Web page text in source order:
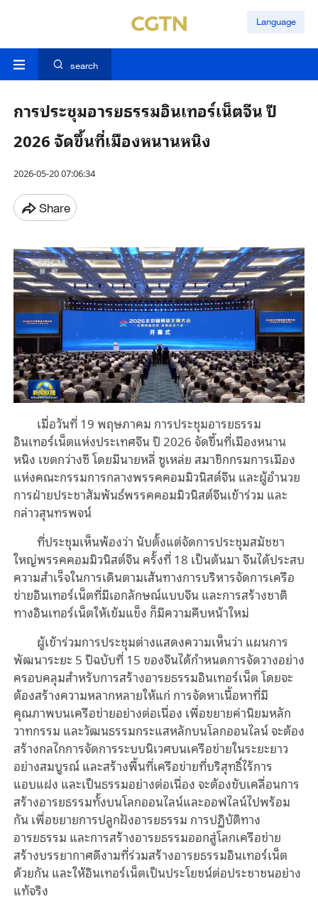
Language
search
การประชุมอารยธรรมอินเทอร์เน็ตจีน ปี
2026 จัดขึ้นที่เมืองหนานหนิง
2026-05-20 07:06:34
Share
เมื่อวันที่ 19 พฤษภาคม การประชุมอารยธรรม
อินเทอร์เน็ตแห่งประเทศจีน ปี 2026 จัดขึ้นที่เมืองหนาน
หนิง เขตกว่างซี โดยมีนายหลี่ ซูเหล่ย สมาชิกกรมการเมือง
แห่งคณะกรรมการกลางพรรคคอมมิวนิสต์จีน และผู้อำนวย
การฝ่ายประชาสัมพันธ์พรรคคอมมิวนิสต์จีนเข้าร่วม และ
กล่าวสุนทรพจน์
ที่ประชุมเห็นพ้องว่า นับตั้งแต่จัดการประชุมสมัชชา
ใหญ่พรรคคอมมิวนิสต์จีน ครั้งที่ 18 เป็นต้นมา จีนได้ประสบ
ความสำเร็จในการเดินตามเส้นทางการบริหารจัดการเครือ
ข่ายอินเทอร์เน็ตที่มีเอกลักษณ์แบบจีน และการสร้างชาติ
ทางอินเทอร์เน็ตให้เข้มแข็ง ก็มีความคืบหน้าใหม่
ผู้เข้าร่วมการประชุมต่างแสดงความเห็นว่า แผนการ
พัฒนาระยะ 5 ปีฉบับที่ 15 ของจีนได้กำหนดการจัดวางอย่าง
ครอบคลุมสำหรับการสร้างอารยธรรมอินเทอร์เน็ต โดยจะ
ต้องสร้างความหลากหลายให้แก่ การจัดหาเนื้อหาที่มี
คุณภาพบนเครือข่ายอย่างต่อเนื่อง เพื่อขยายค่านิยมหลัก
วาทกรรม และวัฒนธรรมกระแสหลักบนโลกออนไลน์ จะต้อง
สร้างกลไกการจัดการระบบนิเวศบนเครือข่ายในระยะยาว
อย่างสมบูรณ์ และสร้างพื้นที่เครือข่ายที่บริสุทธิ์ไร้การ
แอบแฝง และเป็นธรรมอย่างต่อเนื่อง จะต้องขับเคลื่อนการ
สร้างอารยธรรมทั้งบนโลกออนไลน์และออฟไลน์ไปพร้อม
กัน เพื่อขยายการปลูกฝังอารยธรรม การปฏิบัติทาง
อารยธรรม และการสร้างอารยธรรมออกสู่โลกเครือข่าย
สร้างบรรยากาศดีงามที่ร่วมสร้างอารยธรรมอินเทอร์เน็ต
ด้วยกัน และให้อินเทอร์เน็ตเป็นประโยชน์ต่อประชาชนอย่าง
แท้จริง